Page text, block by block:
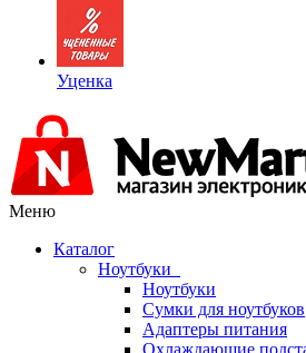
Уценка
Меню
Каталог
Ноутбуки
Ноутбуки
Сумки для ноутбуков
Адаптеры питания
Охлаждающие